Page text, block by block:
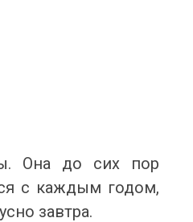
Она до сих пор
с каждым годом,
завтра.